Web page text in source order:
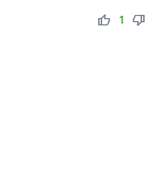
thumb_up thumb_down
1